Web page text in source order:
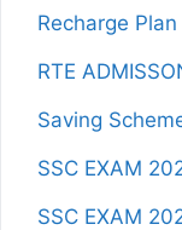
Recharge Plan
RTE
Saving
SSC EXAM
SSC EXAM